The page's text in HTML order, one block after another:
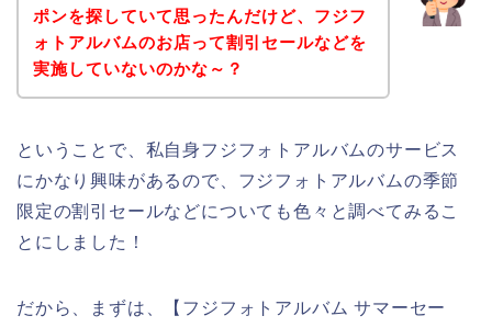
ポンを探していて思ったんだけど、フジフ
ォトアルバムのお店って割引セールなどを
実施していないのかな～？
ということで、私自身フジフォトアルバムのサービス
にかなり興味があるので、フジフォトアルバムの季節
限定の割引セールなどについても色々と調べてみるこ
とにしました！
だから、まずは、【フジフォトアルバム サマーセー